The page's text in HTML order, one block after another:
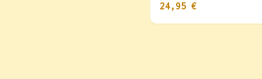
24,95 €